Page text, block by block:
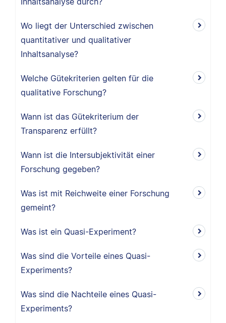
Wo liegt der Unterschied zwischen
quantitativer und qualitativer
Inhaltsanalyse?
Welche Gütekriterien gelten für die
qualitative Forschung?
Wann ist das Gütekriterium der
Transparenz erfüllt?
Wann ist die Intersubjektivität einer
Forschung gegeben?
Was ist mit Reichweite einer Forschung
gemeint?
Was ist ein Quasi-Experiment?
Was sind die Vorteile eines Quasi-
Experiments?
Was sind die Nachteile eines Quasi-
Experiments?